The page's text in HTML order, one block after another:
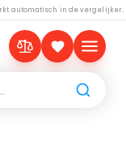
automatisch in de vergelijker.